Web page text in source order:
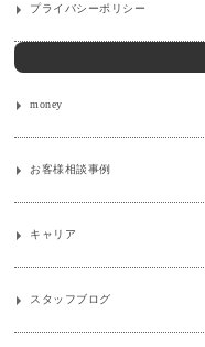
プライバシーポリシー
money
お客様相談事例
キャリア
スタッフブログ